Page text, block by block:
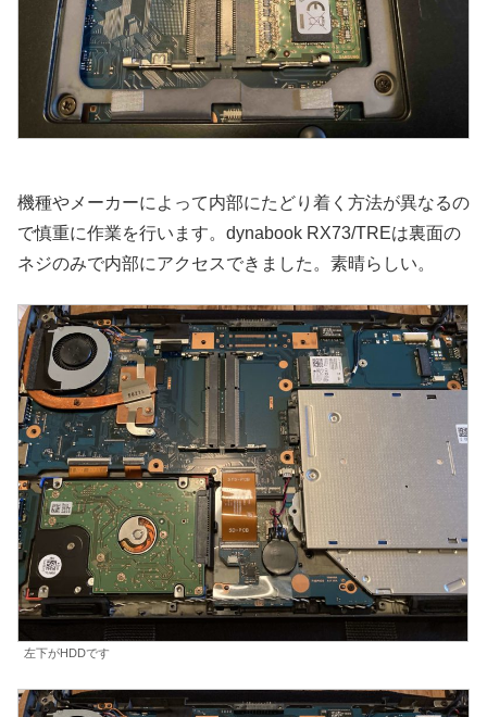
機種やメーカーによって内部にたどり着く方法が異なるの
で慎重に作業を行います。dynabook RX73/TREは裏面の
ネジのみで内部にアクセスできました。素晴らしい。
左下がHDDです